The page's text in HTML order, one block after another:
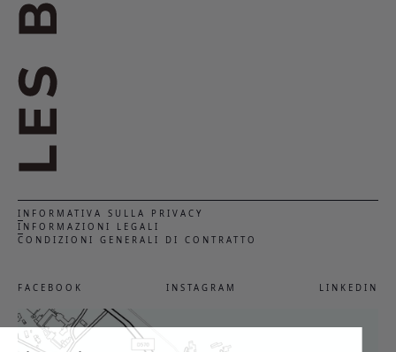
INFORMATIVA SULLA PRIVACY
INFORMAZIONI LEGALI
CONDIZIONI GENERALI DI CONTRATTO
FACEBOOK INSTAGRAM LINKEDIN